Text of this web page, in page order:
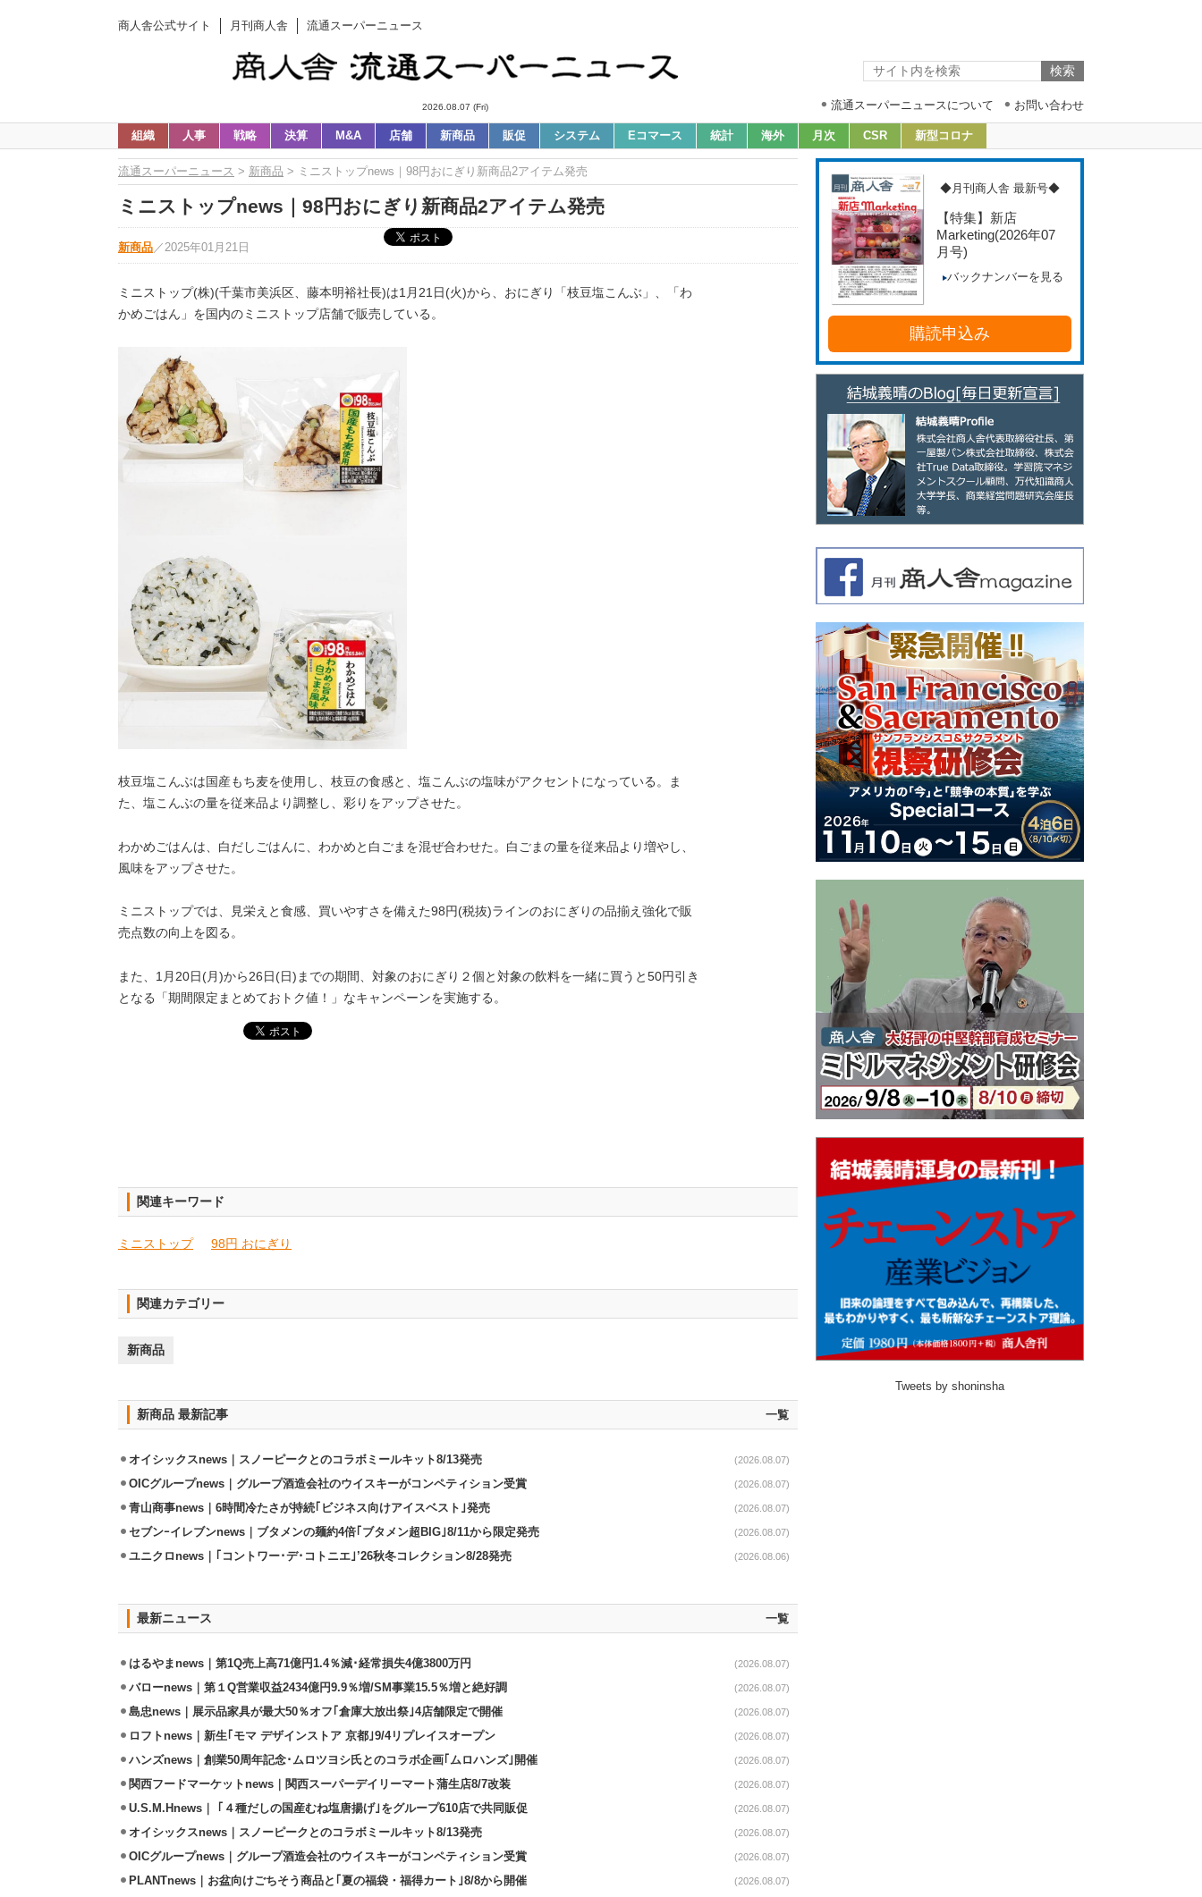
商人舎公式サイト 月刊商人舎 流通スーパーニュース
2026.08.07 (Fri) 流通スーパーニュースについて お問い合わせ
組織 人事 戦略 決算 M&A 店舗 新商品 販促 システム Eコマース 統計 海外 月次 CSR 新型コロナ
流通スーパーニュース > 新商品 > ミニストップnews｜98円おにぎり新商品2アイテム発売
ミニストップnews｜98円おにぎり新商品2アイテム発売
新商品 ／ 2025年01月21日
ミニストップ(株)(千葉市美浜区、藤本明裕社長)は1月21日(火)から、おにぎり「枝豆塩こんぶ」、「わ
かめごはん」を国内のミニストップ店舗で販売している。
枝豆塩こんぶは国産もち麦を使用し、枝豆の食感と、塩こんぶの塩味がアクセントになっている。ま
た、塩こんぶの量を従来品より調整し、彩りをアップさせた。
わかめごはんは、白だしごはんに、わかめと白ごまを混ぜ合わせた。白ごまの量を従来品より増やし、
風味をアップさせた。
ミニストップでは、見栄えと食感、買いやすさを備えた98円(税抜)ラインのおにぎりの品揃え強化で販
売点数の向上を図る。
また、1月20日(月)から26日(日)までの期間、対象のおにぎり２個と対象の飲料を一緒に買うと50円引き
となる「期間限定まとめておトク値！」なキャンペーンを実施する。
関連キーワード
ミニストップ 98円 おにぎり
関連カテゴリー
新商品
新商品 最新記事 一覧
オイシックスnews｜スノーピークとのコラボミールキット8/13発売 (2026.08.07)
OICグループnews｜グループ酒造会社のウイスキーがコンペティション受賞 (2026.08.07)
青山商事news｜6時間冷たさが持続｢ビジネス向けアイスベスト｣発売 (2026.08.07)
セブンｰイレブンnews｜ブタメンの麺約4倍｢ブタメン超BIG｣8/11から限定発売 (2026.08.07)
ユニクロnews｜｢コントワー･デ･コトニエ｣’26秋冬コレクション8/28発売 (2026.08.06)
最新ニュース 一覧
はるやまnews｜第1Q売上高71億円1.4％減･経常損失4億3800万円 (2026.08.07)
バローnews｜第１Q営業収益2434億円9.9％増/SM事業15.5％増と絶好調 (2026.08.07)
島忠news｜展示品家具が最大50％オフ｢倉庫大放出祭｣4店舗限定で開催 (2026.08.07)
ロフトnews｜新生｢モマ デザインストア 京都｣9/4リプレイスオープン (2026.08.07)
ハンズnews｜創業50周年記念･ムロツヨシ氏とのコラボ企画｢ムロハンズ｣開催 (2026.08.07)
関西フードマーケットnews｜関西スーパーデイリーマート蒲生店8/7改装 (2026.08.07)
U.S.M.Hnews｜ ｢４種だしの国産むね塩唐揚げ｣をグループ610店で共同販促 (2026.08.07)
オイシックスnews｜スノーピークとのコラボミールキット8/13発売 (2026.08.07)
OICグループnews｜グループ酒造会社のウイスキーがコンペティション受賞 (2026.08.07)
PLANTnews｜お盆向けごちそう商品と｢夏の福袋・福得カート｣8/8から開催 (2026.08.07)
◆月刊商人舎 最新号◆
【特集】新店
Marketing(2026年07
月号)
バックナンバーを見る
購読申込み
Tweets by shoninsha